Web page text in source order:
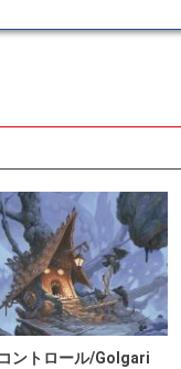
ントロール/Golgari